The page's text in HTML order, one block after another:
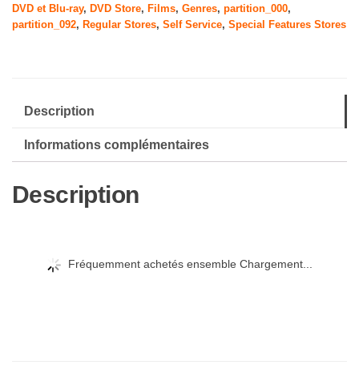
ambulant
DVD et Blu-ray, DVD Store, Films, Genres, partition_000,
partition_092, Regular Stores, Self Service, Special Features Stores
Description
Informations complémentaires
Description
Fréquemment achetés ensemble Chargement...